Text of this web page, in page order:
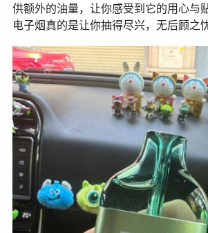
供额外的油量，让你感受到它的用心与
电子烟真的是让你抽得尽兴，无后顾之忧